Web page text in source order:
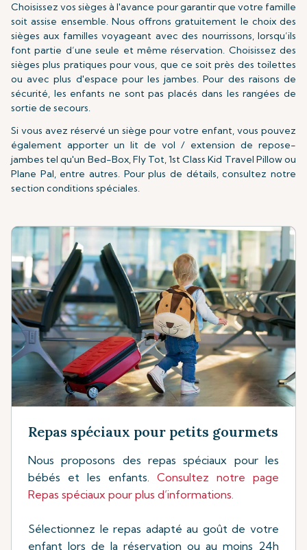
Choisissez vos sièges à l'avance pour garantir que votre famille
soit assise ensemble. Nous offrons gratuitement le choix des
sièges aux familles voyageant avec des nourrissons, lorsqu’ils
font partie d’une seule et même réservation. Choisissez des
sièges plus pratiques pour vous, que ce soit près des toilettes
ou avec plus d'espace pour les jambes. Pour des raisons de
sécurité, les enfants ne sont pas placés dans les rangées de
sortie de secours.
Si vous avez réservé un siège pour votre enfant, vous pouvez
également apporter un lit de vol / extension de repose-
jambes tel qu'un Bed-Box, Fly Tot, 1st Class Kid Travel Pillow ou
Plane Pal, entre autres. Pour plus de détails, consultez notre
section conditions spéciales.
Repas spéciaux pour petits gourmets
Nous proposons des repas spéciaux pour les
bébés et les enfants. Consultez notre page
Repas spéciaux pour plus d’informations.
Sélectionnez le repas adapté au goût de votre
enfant lors de la réservation ou au moins 24h